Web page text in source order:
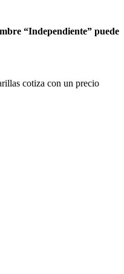
“Independiente” puede
cotiza con un precio